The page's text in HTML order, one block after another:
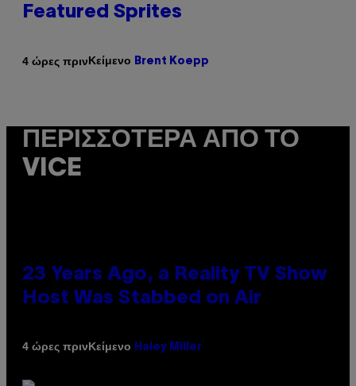
Featured Sprites
4 ώρες πρινΚείμενο Brent Koepp
ΠΕΡΙΣΣΌΤΕΡΑ ΑΠΌ ΤΟ
VICE
23 Years Ago, a Reality TV Show
Host Was Stabbed on Air
4 ώρες πρινΚείμενο Haley Miller